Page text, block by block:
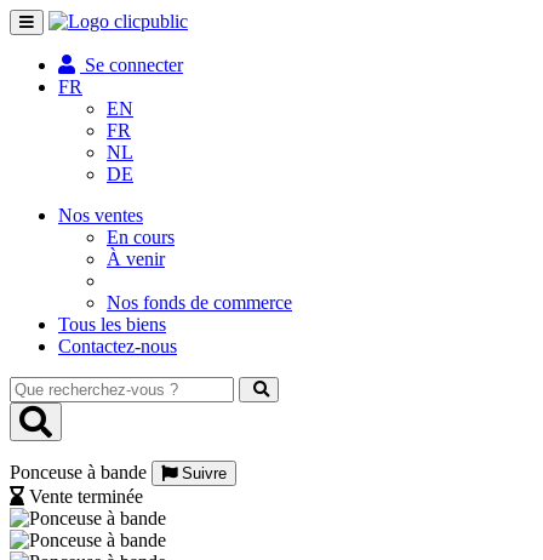
Toggle
navigation
Se connecter
FR
EN
FR
NL
DE
Nos ventes
En cours
À venir
Nos fonds de commerce
Tous les biens
Contactez-nous
Que
recherchez-
vous
Ponceuse à bande
Suivre
Vente terminée